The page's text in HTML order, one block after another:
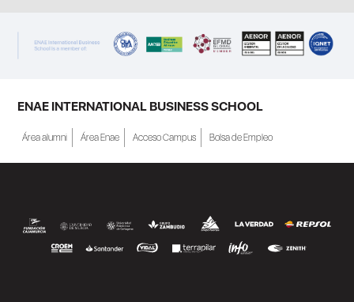
ENAE INTERNATIONAL BUSINESS SCHOOL
Área alumni Área Enae Acceso Campus Bolsa de Empleo